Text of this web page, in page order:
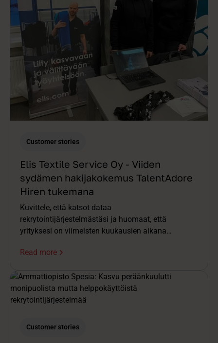
Customer stories
Elis Textile Service Oy - Viiden
sydämen hakijakokemus TalentAdore
Hiren tukemana
Kuvittele, että katsot dataa
rekrytointijärjestelmästäsi ja huomaat, että
yrityksesi on viimeisten kuukausien aikana
hakijakokemuksen. Upea saavutus, josta kuka
Read more
Customer stories